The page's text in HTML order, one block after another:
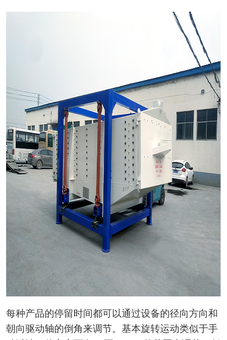
每种产品的停留时间都可以通过设备的径向方向和
朝向驱动轴的倒角来调节。基本旋转运动类似于手